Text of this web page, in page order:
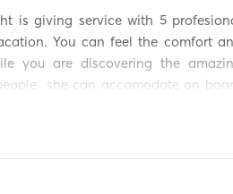
/ sklenice /
Myčka nádobí
ledu GRILOVÁNÍ
is giving service with 5
You can feel the comfort
you are discovering the
she can accomodate on